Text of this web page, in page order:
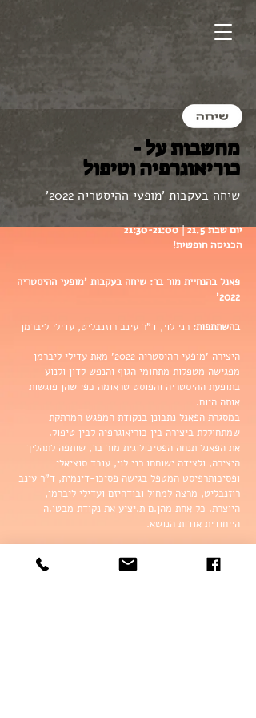
מחשבות על -
כוריאוגרפיה וטיפול
שיחה בעקבות 'מופעי ההיסטריה 2022'
יום שבת 21.5 | 21:30-21:00
הכניסה חופשית!
פאנל בהנחיית מור בר: שיחה בעקבות 'מופעי ההיסטריה
2022'
בהשתתפות: רני לוי, ד"ר עינב רוזנבליט, עדילי ליברמן
היצירה 'מופעי ההיסטריה 2022' מאת עדילי ליברמן
מפגישה מטפלות מתחומי הגוף והנפש לדון ולנוע
בתופעת ההיסטריה והפוסט טראומה כפי שהן פוגשות
אותה היום.
במסגרת הפאנל נתבונן בנקודת המפגש המרתקת
שמתחוללת ביצירה בין כוריאוגרפיה לבין טיפול.
את הפאנל תנחה הפסיכולוגית מור בר, שותפה לתהליך
היצירה, ולצידה ישוחחו רני לוי, עובד סוציאלי
ופסיכותרפיסט המטפל בגישה פסיכו-דינמית, ד"ר עינב
רוזנבליט, מרצה למחול ובודהיזם ועדילי ליברמן,
היוצרת. כל אחת מהן.ם ת.יציע את נקודת מבטו.ה
הייחודית אודות הנושא.